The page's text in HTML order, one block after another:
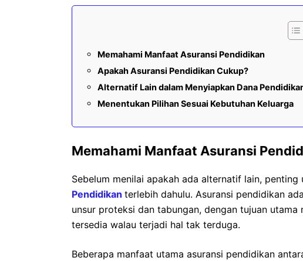
Memahami Manfaat Asuransi Pendidikan
Apakah Asuransi Pendidikan Cukup?
Alternatif Lain dalam Menyiapkan Dana
Menentukan Pilihan Sesuai Kebutuhan Keluarga
Memahami Manfaat Asuransi
Sebelum menilai apakah ada alternatif lain, penting
Pendidikan terlebih dahulu. Asuransi pendidikan
unsur proteksi dan tabungan, dengan tujuan
tersedia walau terjadi hal tak terduga.
Beberapa manfaat utama asuransi pendidikan